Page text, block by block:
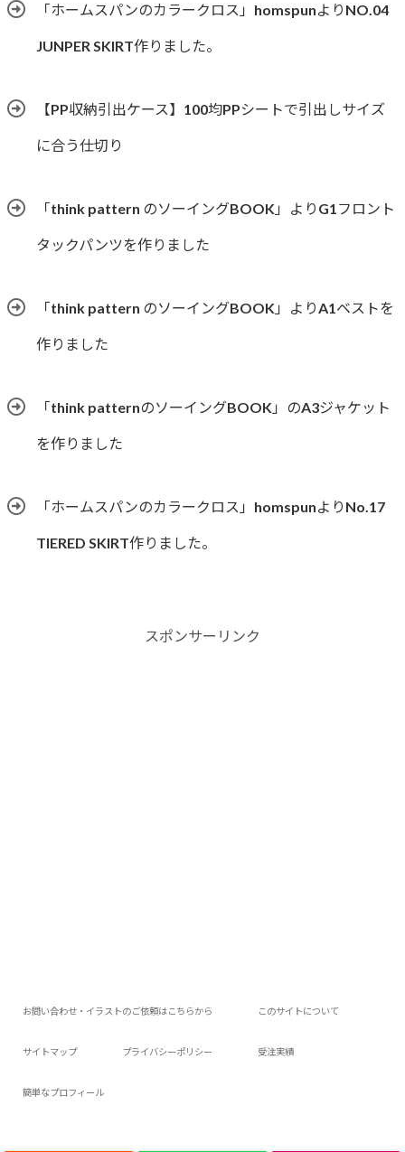
「ホームスパンのカラークロス」homspunよりNO.04
JUNPER SKIRT作りました。
【PP収納引出ケース】100均PPシートで引出しサイズ
に合う仕切り
「think pattern のソーイングBOOK」よりG1フロント
タックパンツを作りました
「think pattern のソーイングBOOK」よりA1ベストを
作りました
「think patternのソーイングBOOK」のA3ジャケット
を作りました
「ホームスパンのカラークロス」homspunよりNo.17
TIERED SKIRT作りました。
スポンサーリンク
お問い合わせ・イラストのご依頼はこちらから このサイトについて
サイトマップ プライバシーポリシー 受注実績
簡単なプロフィール